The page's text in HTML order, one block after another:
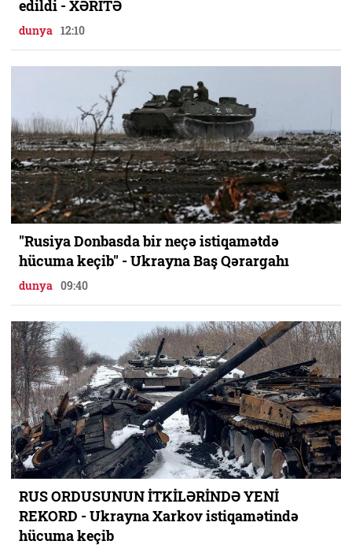
edildi - XƏRİTƏ
dunya 12:10
"Rusiya Donbasda bir neçə istiqamətdə
hücuma keçib" - Ukrayna Baş Qərargahı
dunya 09:40
RUS ORDUSUNUN İTKİLƏRİNDƏ YENİ
REKORD - Ukrayna Xarkov istiqamətində
hücuma keçib